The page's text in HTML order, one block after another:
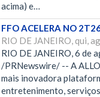
acima) e…
FFO ACELERA NO
RIO DE JANEIRO, qui,
RIO DE JANEIRO, 6 de
/PRNewswire/ -- A
mais inovadora
entretenimento,